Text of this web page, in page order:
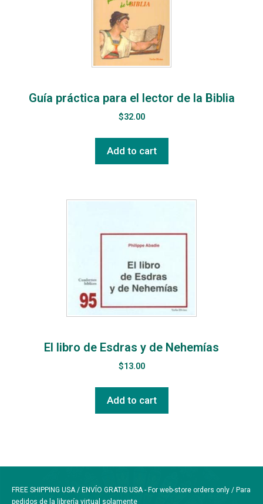
Guía práctica para el lector de la Biblia
$32.00
Add to cart
El libro de Esdras y de Nehemías
$13.00
Add to cart
FREE SHIPPING USA / ENVÍO GRATIS USA - For web-store orders only / Para
pedidos de la librería virtual solamente